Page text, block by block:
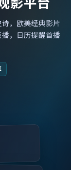
，欧美经典影片
，日历提醒首播